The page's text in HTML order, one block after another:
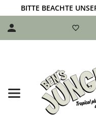
BITTE BEACHTE